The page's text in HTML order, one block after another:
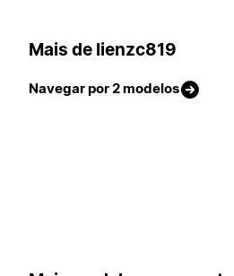
Mais de lienzc819
Navegar por 2 modelos